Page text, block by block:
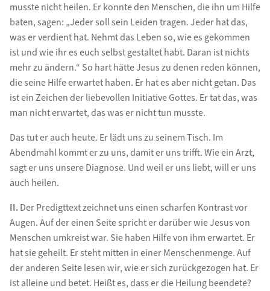
musste nicht heilen. Er konnte den Menschen, die ihn um Hilfe
baten, sagen: „Jeder soll sein Leiden tragen. Jeder hat das,
was er verdient hat. Nehmt das Leben so, wie es gekommen
ist und wie ihr es euch selbst gestaltet habt. Daran ist nichts
mehr zu ändern.“ So hart hätte Jesus zu denen reden können,
die seine Hilfe erwartet haben. Er hat es aber nicht getan. Das
ist ein Zeichen der liebevollen Initiative Gottes. Er tat das, was
man nicht erwartet, das was er nicht tun musste.
Das tut er auch heute. Er lädt uns zu seinem Tisch. Im
Abendmahl kommt er zu uns, damit er uns trifft. Wie ein Arzt,
sagt er uns unsere Diagnose. Und weil er uns liebt, will er uns
auch heilen.
II.Der Predigttext zeichnet uns einen scharfen Kontrast vor
Augen. Auf der einen Seite spricht er darüber wie Jesus von
Menschen umkreist war. Sie haben Hilfe von ihm erwartet. Er
hat sie geheilt. Er steht mitten in einer Menschenmenge. Auf
der anderen Seite lesen wir, wie er sich zurückgezogen hat. Er
ist alleine und betet. Heißt es, dass er die Heilung beendete?